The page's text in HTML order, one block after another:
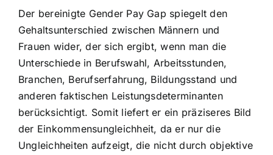
Der bereinigte Gender Pay Gap spiegelt den
Gehaltsunterschied zwischen Männern und
Frauen wider, der sich ergibt, wenn man die
Unterschiede in Berufswahl, Arbeitsstunden,
Branchen, Berufserfahrung, Bildungsstand und
anderen faktischen Leistungsdeterminanten
berücksichtigt. Somit liefert er ein präziseres Bild
der Einkommensungleichheit, da er nur die
Ungleichheiten aufzeigt, die nicht durch objektive